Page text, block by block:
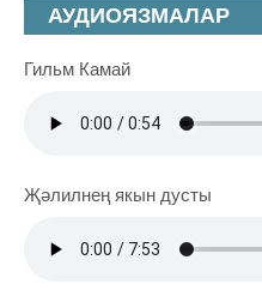
АУДИОЯЗМАЛАР
Гильм Камай
Җәлилнең якын дусты